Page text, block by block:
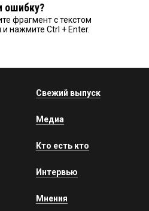
ошибку?
фрагмент с текстом
нажмите Ctrl + Enter.
Свежий выпуск
Медиа
Кто есть кто
Интервью
Мнения